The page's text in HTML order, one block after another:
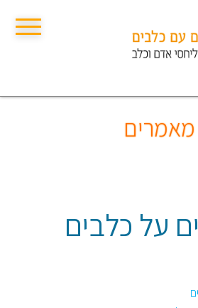
תפריט
מאמרים
על כלבים